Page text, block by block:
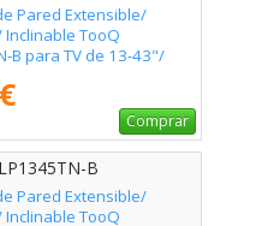
Pared Extensible/
TooQ
B para TV de 13-43"/
Comprar
B
Pared Extensible/
TooQ